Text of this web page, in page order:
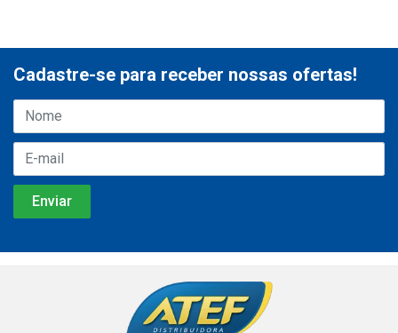
Cadastre-se para receber nossas ofertas!